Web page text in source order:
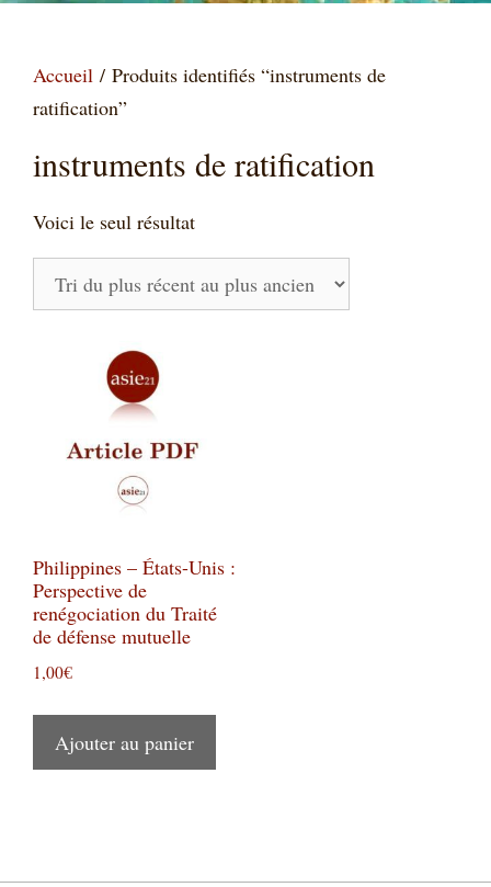
Accueil / Produits identifiés “instruments de
ratification”
instruments de ratification
Voici le seul résultat
Philippines – États-Unis :
Perspective de
renégociation du Traité
de défense mutuelle
1,00€
Ajouter au panier